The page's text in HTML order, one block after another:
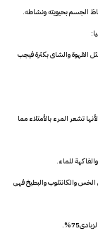
الجسم بحيويته ونشاطه.
مثل القهوة والشاى بكثرة فيجب
تشعر المرء بالأمتلاء مما
للماء.
والكانتلوب والبطيخ فهى